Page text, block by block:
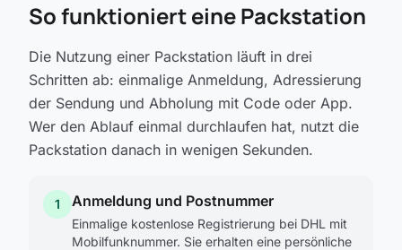
So funktioniert eine Packstation
Die Nutzung einer Packstation läuft in drei
Schritten ab: einmalige Anmeldung, Adressierung
der Sendung und Abholung mit Code oder App.
Wer den Ablauf einmal durchlaufen hat, nutzt die
Packstation danach in wenigen Sekunden.
1 Anmeldung und Postnummer
Einmalige kostenlose Registrierung bei DHL mit
Mobilfunknummer. Sie erhalten eine persönliche